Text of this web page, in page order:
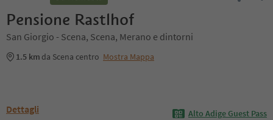
Pensione Rastlhof
San Giorgio - Scena, Scena, Merano e dintorni
1.5 km da Scena centro Mostra Mappa
Dettagli Alto Adige Guest Pass